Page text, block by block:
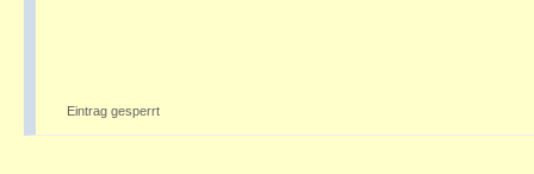
Eintrag gesperrt